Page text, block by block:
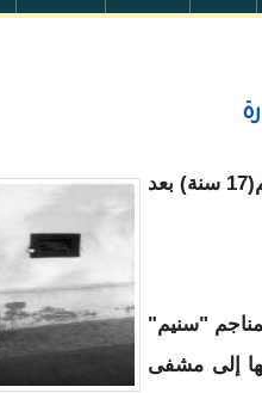
توفي مساء اليوم بمدينة نواذيبو، الشاب سليمان ولد إبراهيم(17 سنة) بعد
"سنيم"
إلى مشفى